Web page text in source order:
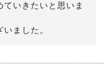
いきたいと思いま
ました。